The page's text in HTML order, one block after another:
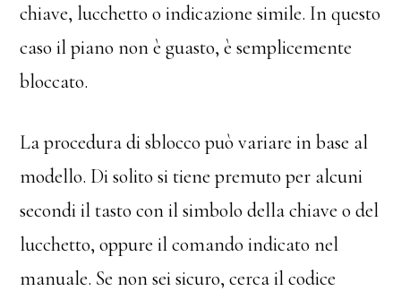
chiave, lucchetto o indicazione simile. In questo
caso il piano non è guasto, è semplicemente
bloccato.
La procedura di sblocco può variare in base al
modello. Di solito si tiene premuto per alcuni
secondi il tasto con il simbolo della chiave o del
lucchetto, oppure il comando indicato nel
manuale. Se non sei sicuro, cerca il codice